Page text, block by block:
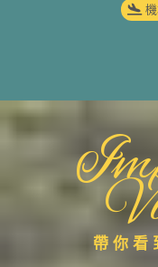
帶你看